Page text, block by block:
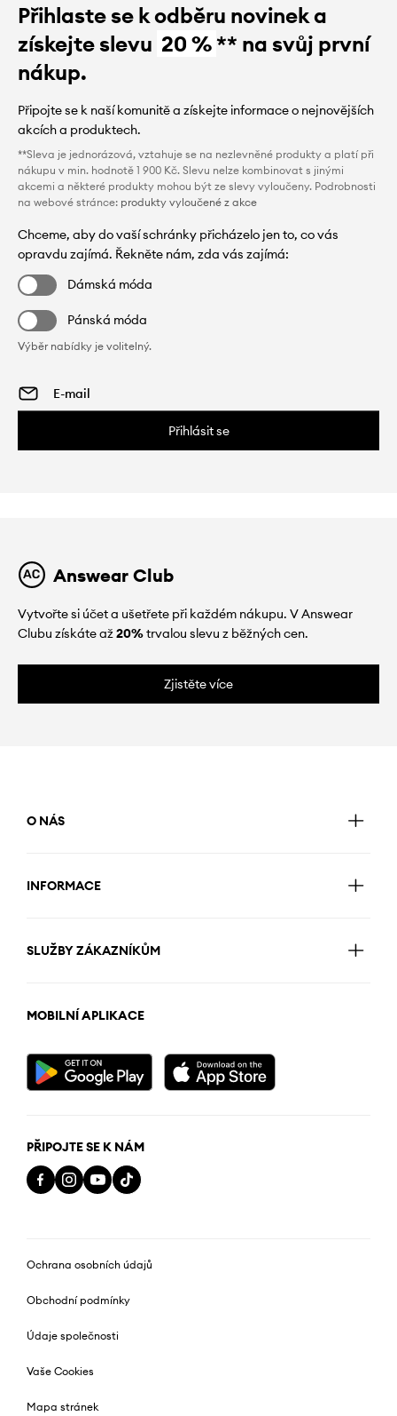
Přihlaste se k odběru novinek a
získejte slevu 20 %** na svůj první
nákup.
Připojte se k naší komunitě a získejte informace o nejnovějších
akcích a produktech.
**Sleva je jednorázová, vztahuje se na nezlevněné produkty a platí při
nákupu v min. hodnotě 1 900 Kč. Slevu nelze kombinovat s jinými
akcemi a některé produkty mohou být ze slevy vyloučeny. Podrobnosti
na webové stránce: produkty vyloučené z akce
Chceme, aby do vaší schránky přicházelo jen to, co vás
opravdu zajímá. Řekněte nám, zda vás zajímá:
Dámská móda
Pánská móda
Výběr nabídky je volitelný.
Přihlásit se
Answear Club
Vytvořte si účet a ušetřete při každém nákupu. V Answear
Clubu získáte až20%trvalou slevu z běžných cen.
Zjistěte více
O NÁS
INFORMACE
SLUŽBY ZÁKAZNÍKŮM
MOBILNÍ APLIKACE
PŘIPOJTE SE K NÁM
Ochrana osobních údajů
Obchodní podmínky
Údaje společnosti
Vaše Cookies
Mapa stránek